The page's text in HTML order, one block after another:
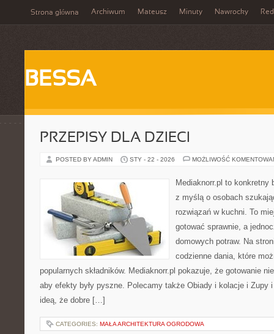
Strona główna Archiwum Mateusz Minuty Nawrocky
BESSA
PRZEPISY DLA DZIECI
POSTED BY ADMIN STY - 22 - 2026 MOŻLIWOŚĆ
Mediaknorr.pl to konkretny
z myślą o osobach
rozwiązań w kuchni. To
gotować sprawnie, a
domowych potraw. Na
codzienne dania, które
popularnych składników. Mediaknorr.pl pokazuje, że gotowanie
aby efekty były pyszne. Polecamy także Obiady i kolacje i Zupy
ideą, że dobre […]
CATEGORIES: MAŁA ARCHITEKTURA OGRODOWA